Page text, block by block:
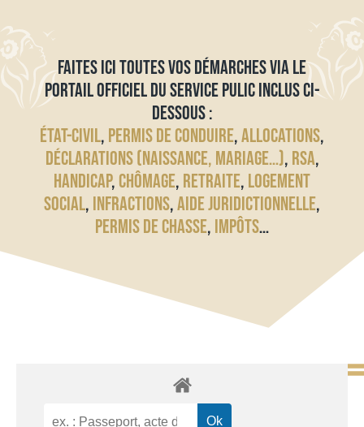
FAITES ICI TOUTES VOS DÉMARCHES VIA LE
PORTAIL OFFICIEL DU SERVICE PULIC INCLUS CI-
DESSOUS :
ÉTAT-CIVIL, PERMIS DE CONDUIRE,ALLOCATIONS,
DÉCLARATIONS (NAISSANCE, MARIAGE…), RSA,
HANDICAP, CHÔMAGE, RETRAITE, LOGEMENT
SOCIAL, INFRACTIONS,AIDE JURIDICTIONNELLE,
PERMIS DE CHASSE, IMPÔTS…